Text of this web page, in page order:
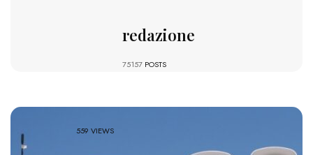
redazione
75157 POSTS
559 VIEWS